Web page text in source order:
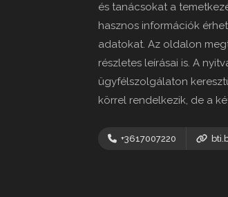
és tanácsokat a
hasznos információk
adatokat. Az oldalon
részletes leírásai is. A
ügyfélszolgálaton
körrel rendelkezik, de a
+3617007220